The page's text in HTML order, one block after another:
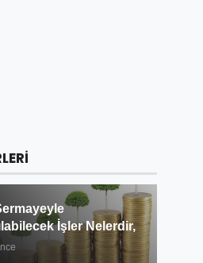
İşler Nelerdir,
Kazanç Sağlanır?